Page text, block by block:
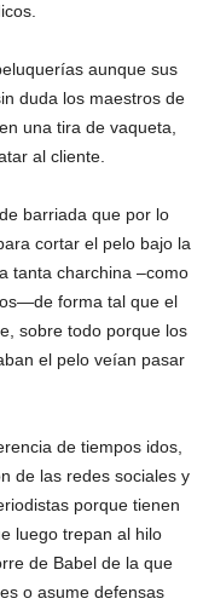
aunque sus
duda los maestros de
una tira de vaqueta,
al cliente.
barriada que por lo
cortar el pelo bajo la
tanta charchina –como
forma tal que el
sobre todo porque los
el pelo veían pasar
de tiempos idos,
de las redes sociales y
porque tienen
luego trepan al hilo
de Babel de la que
o asume defensas